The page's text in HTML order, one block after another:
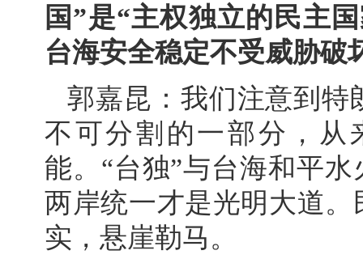
国”是“主权独立的民主
台海安全稳定不受威胁破
郭嘉昆：我们注意到特
不可分割的一部分，从
能。“台独”与台海和平
两岸统一才是光明大道
实，悬崖勒马。